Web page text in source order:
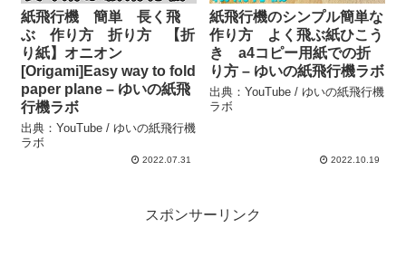
紙飛行機 簡単 長く飛
ぶ 作り方 折り方 【折
り紙】オニオン
[Origami]Easy way to fold
paper plane – ゆいの紙飛
行機ラボ
出典：YouTube / ゆいの紙飛行機
ラボ
2022.07.31
紙飛行機のシンプル簡単な
作り方 よく飛ぶ紙ひこう
き a4コピー用紙での折
り方 – ゆいの紙飛行機ラボ
出典：YouTube / ゆいの紙飛行機
ラボ
2022.10.19
スポンサーリンク